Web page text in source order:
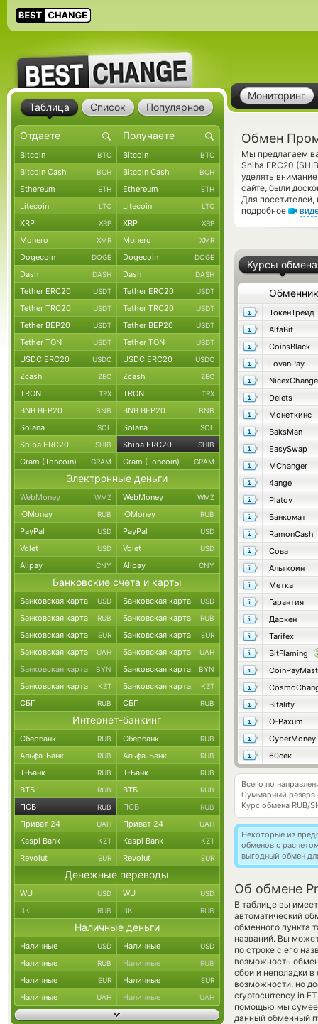
Мониторинг
Обмен
Мы предлагаем
Shiba ERC20
уделять
сайте, были
Для
подробное
Курсы обмена
Обменник
ТокенТрейд
AlfaBit
CoinsBlack
LovanPay
Delets
Монеткинс
BaksMan
EasySwap
MChanger
4ange
Platov
Банкомат
RamonCash
Сова
Альткоин
Метка
Гарантия
Даркен
Tarifex
BitFlaming
Bitality
O-Paxum
CyberMoney
60сек
Всего по
Суммарный резерв
Курс обмена RUB/
Некоторые из
обменов с
выгодный обмен
Об обмене
В таблице вы
автоматический
обменного пункта
названий. Вы
по строке с его
возможность
сбои и неполадки
возможности, но
cryptocurrency in
помощью мы
данный обменный
Таблица Список Популярное
Bitcoin BTC Bitcoin BTC
Bitcoin Cash BCH Bitcoin Cash BCH
Ethereum ETH Ethereum ETH
Litecoin LTC Litecoin LTC
XRP XRP XRP XRP
Monero XMR Monero XMR
Dogecoin DOGE Dogecoin DOGE
Dash DASH Dash DASH
Tether ERC20 USDT Tether ERC20 USDT
Tether TRC20 USDT Tether TRC20 USDT
Tether BEP20 USDT Tether BEP20 USDT
Tether TON USDT Tether TON USDT
USDC ERC20 USDC USDC ERC20 USDC
Zcash ZEC Zcash ZEC
TRON TRX TRON TRX
BNB BEP20 BNB BNB BEP20 BNB
Solana SOL Solana SOL
Shiba ERC20 SHIB Shiba ERC20 SHIB
Gram (Toncoin) GRAM Gram (Toncoin) GRAM
Электронные деньги
WebMoney WMZ WebMoney WMZ
ЮMoney RUB ЮMoney RUB
PayPal USD PayPal USD
Volet USD Volet USD
Alipay CNY Alipay CNY
Банковские счета и карты
Банковская карта USD Банковская карта USD
Банковская карта RUB Банковская карта RUB
Банковская карта EUR Банковская карта EUR
Банковская карта UAH Банковская карта UAH
Банковская карта BYN Банковская карта BYN
Банковская карта KZT Банковская карта KZT
СБП RUB СБП RUB
Интернет-банкинг
Сбербанк RUB Сбербанк RUB
Альфа-Банк RUB Альфа-Банк RUB
Т-Банк RUB Т-Банк RUB
ВТБ RUB ВТБ RUB
ПСБ RUB ПСБ RUB
Приват 24 UAH Приват 24 UAH
Kaspi Bank KZT Kaspi Bank KZT
Revolut EUR Revolut EUR
Денежные переводы
WU USD WU USD
ЗК RUB ЗК RUB
Наличные деньги
Наличные USD Наличные USD
Наличные RUB Наличные RUB
Наличные EUR Наличные EUR
Наличные UAH Наличные UAH